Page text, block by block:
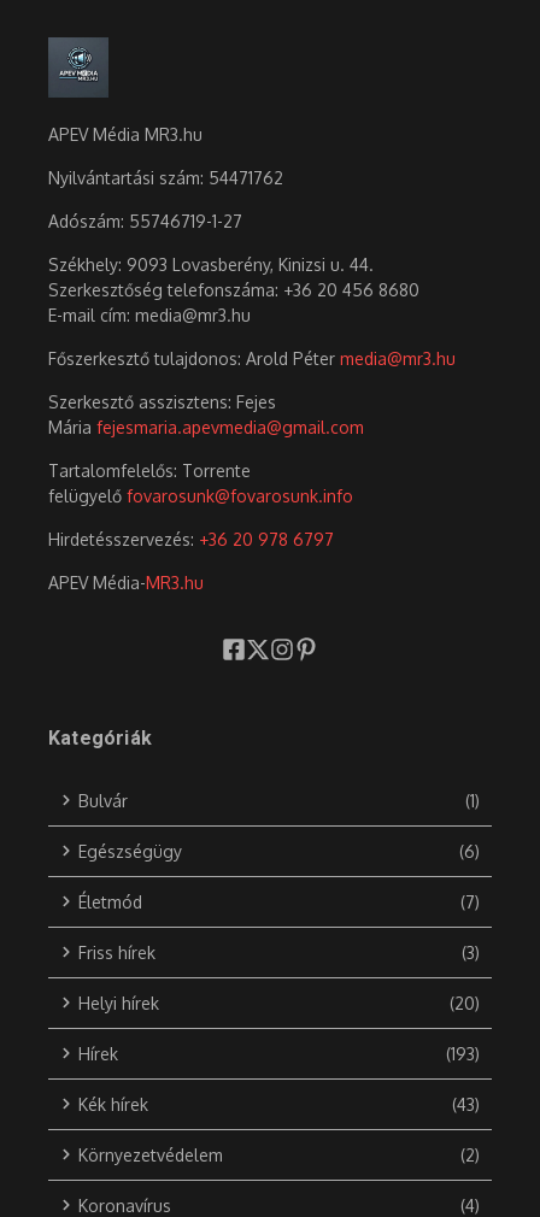
APEV Média MR3.hu
Nyilvántartási szám: 54471762
Adószám: 55746719-1-27
Székhely: 9093 Lovasberény, Kinizsi u. 44.
Szerkesztőség telefonszáma: +36 20 456 8680
E-mail cím: media@mr3.hu
Főszerkesztő tulajdonos: Arold Péter media@mr3.hu
Szerkesztő asszisztens: Fejes
Mária fejesmaria.apevmedia@gmail.com
Tartalomfelelős: Torrente
felügyelő fovarosunk@fovarosunk.info
Hirdetésszervezés: +36 20 978 6797
APEV Média-MR3.hu
Kategóriák
Bulvár (1)
Egészségügy (6)
Életmód (7)
Friss hírek (3)
Helyi hírek (20)
Hírek (193)
Kék hírek (43)
Környezetvédelem (2)
Koronavírus (4)